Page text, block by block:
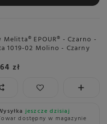
EPOUR® - Czarno -
1019-02 Molino - Czarny
zł
jeszcze dzisiaj
dostępny w magazynie